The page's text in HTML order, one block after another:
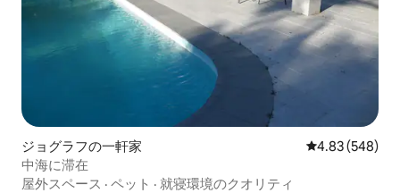
ジョグラフの一軒家 レビュー548
4.83 (548)
中海に滞在
屋外スペース · ペット · 就寝環境のクオリティ